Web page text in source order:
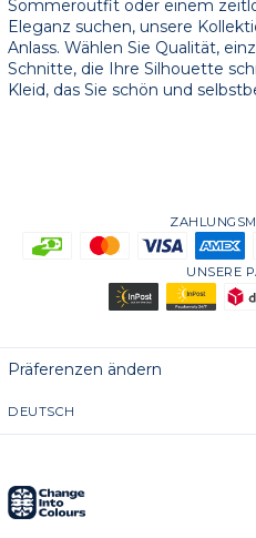
Sommeroutfit oder einem
Eleganz suchen, unsere
Anlass. Wählen Sie Qualität,
Schnitte, die Ihre Silhouette
Kleid, das Sie schön und
UNSERE
Präferenzen ändern
DEUTSCH